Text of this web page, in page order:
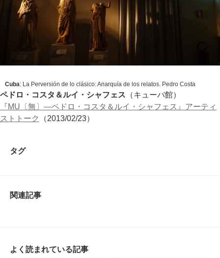
Cuba: La Perversión de lo clásico: Anarquía de los relatos. Pedro Costa
ペドロ・コスタ＆ルイ・シャフェス （キューバ館）
『MU〔無〕—ペドロ・コスタ＆ルイ・シャフェス』アーティ
ストトーク
（2013/02/23）
タグ
関連記事
よく読まれている記事